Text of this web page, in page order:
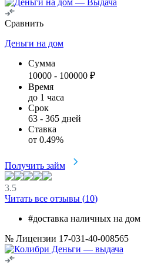
Сравнить
Деньги на дом
Сумма
10000 - 100000 ₽
Время
до 1 часа
Срок
63 - 365 дней
Ставка
от 0.49%
Получить займ
3.5
Читать все отзывы (10)
#доставка наличных на дом
№ Лицензии 17-031-40-008565